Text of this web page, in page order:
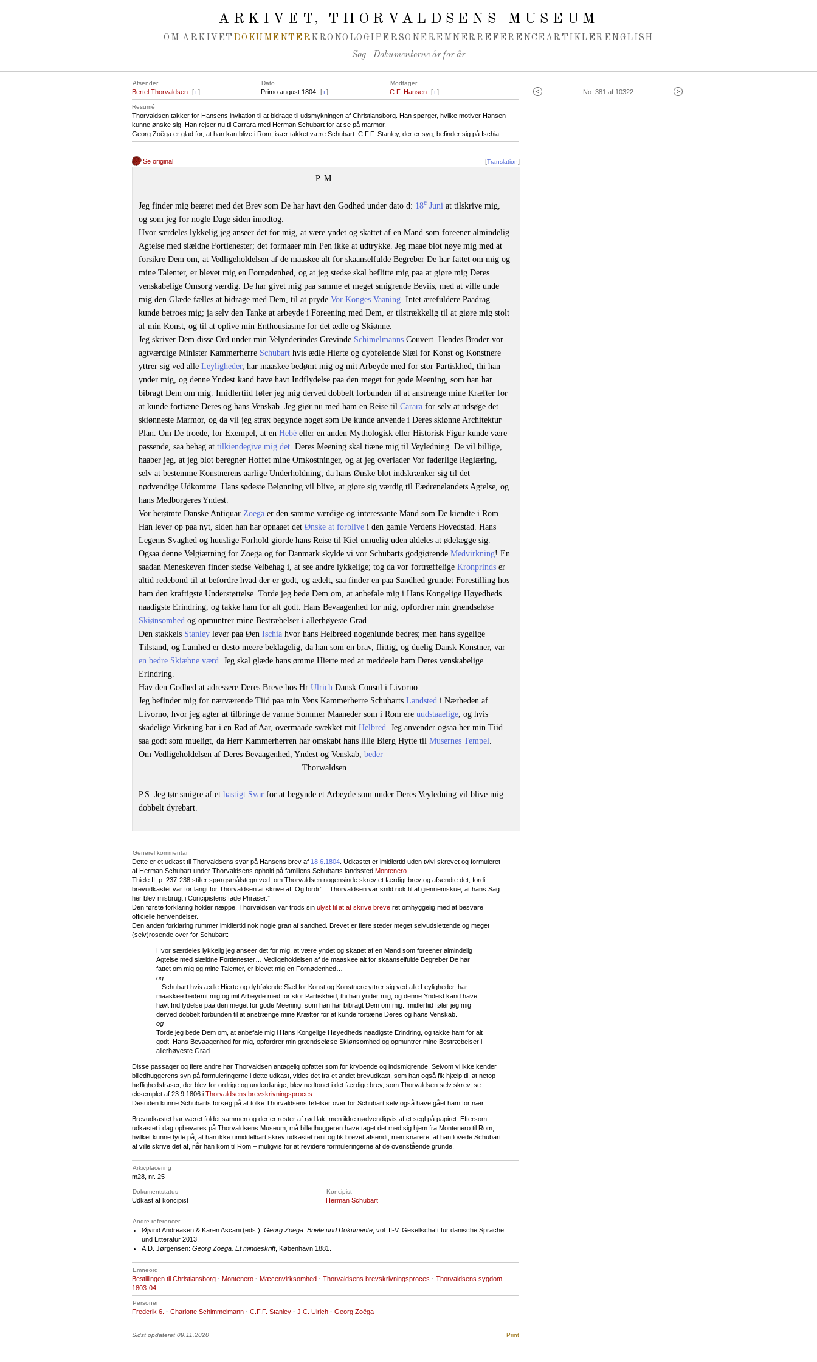
ARKIVET, THORVALDSENS MUSEUM
OM ARKIVET DOKUMENTER KRONOLOGI PERSONER EMNER REFERENCEARTIKLER ENGLISH
Søg Dokumenterne år for år
No. 381 af 10322
Afsender Dato Modtager
Bertel Thorvaldsen [+] Primo august 1804 [+] C.F. Hansen [+]
Resumé
Thorvaldsen takker for Hansens invitation til at bidrage til udsmykningen af Christiansborg. Han spørger, hvilke motiver Hansen
kunne ønske sig. Han rejser nu til Carrara med Herman Schubart for at se på marmor.
Georg Zoëga er glad for, at han kan blive i Rom, især takket være Schubart. C.F.F. Stanley, der er syg, befinder sig på Ischia.
Se original [Translation]
P. M.
Jeg finder mig beæret med det Brev som De har havt den Godhed under dato d: 18e Juni at tilskrive mig,
og som jeg for nogle Dage siden imodtog.
Hvor særdeles lykkelig jeg anseer det for mig, at være yndet og skattet af en Mand som foreener almindelig
Agtelse med siældne Fortienester; det formaaer min Pen ikke at udtrykke. Jeg maae blot nøye mig med at
forsikre Dem om, at Vedligeholdelsen af de maaskee alt for skaanselfulde Begreber De har fattet om mig og
mine Talenter, er blevet mig en Fornødenhed, og at jeg stedse skal beflitte mig paa at giøre mig Deres
venskabelige Omsorg værdig. De har givet mig paa samme et meget smigrende Beviis, med at ville unde
mig den Glæde fælles at bidrage med Dem, til at pryde Vor Konges Vaaning . Intet ærefuldere Paadrag
kunde betroes mig; ja selv den Tanke at arbeyde i Foreening med Dem, er tilstrækkelig til at giøre mig stolt
af min Konst, og til at oplive min Enthousiasme for det ædle og Skiønne.
Jeg skriver Dem disse Ord under min Velynderindes Grevinde Schimelmanns Couvert. Hendes Broder vor
agtværdige Minister Kammerherre Schubart hvis ædle Hierte og dybfølende Siæl for Konst og Konstnere
yttrer sig ved alle Leyligheder, har maaskee bedømt mig og mit Arbeyde med for stor Partiskhed; thi han
ynder mig, og denne Yndest kand have havt Indflydelse paa den meget for gode Meening, som han har
bibragt Dem om mig. Imidlertiid føler jeg mig derved dobbelt forbunden til at anstrænge mine Kræfter for
at kunde fortiæne Deres og hans Venskab. Jeg giør nu med ham en Reise til Carara for selv at udsøge det
skiønneste Marmor, og da vil jeg strax begynde noget som De kunde anvende i Deres skiønne Architektur
Plan. Om De troede, for Exempel, at en Hebé eller en anden Mythologisk eller Historisk Figur kunde være
passende, saa behag at tilkiendegive mig det . Deres Meening skal tiæne mig til Veyledning. De vil billige,
haaber jeg, at jeg blot beregner Hoffet mine Omkostninger, og at jeg overlader Vor faderlige Regiæring,
selv at bestemme Konstnerens aarlige Underholdning; da hans Ønske blot indskrænker sig til det
nødvendige Udkomme. Hans sødeste Belønning vil blive, at giøre sig værdig til Fædrenelandets Agtelse, og
hans Medborgeres Yndest.
Vor berømte Danske Antiquar Zoega er den samme værdige og interessante Mand som De kiendte i Rom.
Han lever op paa nyt, siden han har opnaaet det Ønske at forblive i den gamle Verdens Hovedstad. Hans
Legems Svaghed og huuslige Forhold giorde hans Reise til Kiel umuelig uden aldeles at ødelægge sig.
Ogsaa denne Velgiærning for Zoega og for Danmark skylde vi vor Schubarts godgiørende Medvirkning! En
saadan Meneskeven finder stedse Velbehag i, at see andre lykkelige; tog da vor fortræffelige Kronprinds er
altid redebond til at befordre hvad der er godt, og ædelt, saa finder en paa Sandhed grundet Forestilling hos
ham den kraftigste Understøttelse. Torde jeg bede Dem om, at anbefale mig i Hans Kongelige Høyedheds
naadigste Erindring, og takke ham for alt godt. Hans Bevaagenhed for mig, opfordrer min grændseløse
Skiønsomhed og opmuntrer mine Bestræbelser i allerhøyeste Grad.
Den stakkels Stanley lever paa Øen Ischia hvor hans Helbreed nogenlunde bedres; men hans sygelige
Tilstand, og Lamhed er desto meere beklagelig, da han som en brav, flittig, og duelig Dansk Konstner, var
en bedre Skiæbne værd . Jeg skal glæde hans ømme Hierte med at meddeele ham Deres venskabelige
Erindring.
Hav den Godhed at adressere Deres Breve hos Hr Ulrich Dansk Consul i Livorno.
Jeg befinder mig for nærværende Tiid paa min Vens Kammerherre Schubarts Landsted i Nærheden af
Livorno, hvor jeg agter at tilbringe de varme Sommer Maaneder som i Rom ere uudstaaelige , og hvis
skadelige Virkning har i en Rad af Aar, overmaade svækket mit Helbred . Jeg anvender ogsaa her min Tiid
saa godt som mueligt, da Herr Kammerherren har omskabt hans lille Bierg Hytte til Musernes Tempel
Om Vedligeholdelsen af Deres Bevaagenhed, Yndest og Venskab, beder
Thorwaldsen
P.S. Jeg tør smigre af et hastigt Svar for at begynde et Arbeyde som under Deres Veyledning vil blive mig
dobbelt dyrebart.
Generel kommentar
Dette er et udkast til Thorvaldsens svar på Hansens brev af 18.6.1804 . Udkastet er imidlertid uden tvivl skrevet og formuleret
af Herman Schubart under Thorvaldsens ophold på familiens Schubarts landssted Montenero
Thiele II, p. 237-238 stiller spørgsmålstegn ved, om Thorvaldsen nogensinde skrev et færdigt brev og afsendte det, fordi
brevudkastet var for langt for Thorvaldsen at skrive af! Og fordi “…Thorvaldsen var snild nok til at giennemskue, at hans Sag
her blev misbrugt i Concipistens fade Phraser.”
Den første forklaring holder næppe, Thorvaldsen var trods sin ulyst til at at skrive breve ret omhyggelig med at besvare
officielle henvendelser.
Den anden forklaring rummer imidlertid nok nogle gran af sandhed. Brevet er flere steder meget selvudslettende og meget
(selv)rosende over for Schubart:
Hvor særdeles lykkelig jeg anseer det for mig, at være yndet og skattet af en Mand som foreener almindelig
Agtelse med siældne Fortienester… Vedligeholdelsen af de maaskee alt for skaanselfulde Begreber De har
fattet om mig og mine Talenter, er blevet mig en Fornødenhed…
og
...Schubart hvis ædle Hierte og dybfølende Siæl for Konst og Konstnere yttrer sig ved alle Leyligheder, har
maaskee bedømt mig og mit Arbeyde med for stor Partiskhed; thi han ynder mig, og denne Yndest kand have
havt Indflydelse paa den meget for gode Meening, som han har bibragt Dem om mig. Imidlertiid føler jeg mig
derved dobbelt forbunden til at anstrænge mine Kræfter for at kunde fortiæne Deres og hans Venskab.
og
Torde jeg bede Dem om, at anbefale mig i Hans Kongelige Høyedheds naadigste Erindring, og takke ham for alt
godt. Hans Bevaagenhed for mig, opfordrer min grændseløse Skiønsomhed og opmuntrer mine Bestræbelser i
allerhøyeste Grad.
Disse passager og flere andre har Thorvaldsen antagelig opfattet som for krybende og indsmigrende. Selvom vi ikke kender
billedhuggerens syn på formuleringerne i dette udkast, vides det fra et andet brevudkast, som han også fik hjælp til, at netop
høflighedsfraser, der blev for ordrige og underdanige, blev nedtonet i det færdige brev, som Thorvaldsen selv skrev, se
eksemplet af 23.9.1806 i Thorvaldsens brevskrivningsproces
Desuden kunne Schubarts forsøg på at tolke Thorvaldsens følelser over for Schubart selv også have gået ham for nær.
Brevudkastet har været foldet sammen og der er rester af rød lak, men ikke nødvendigvis af et segl på papiret. Eftersom
udkastet i dag opbevares på Thorvaldsens Museum, må billedhuggeren have taget det med sig hjem fra Montenero til Rom,
hvilket kunne tyde på, at han ikke umiddelbart skrev udkastet rent og fik brevet afsendt, men snarere, at han lovede Schubart
at ville skrive det af, når han kom til Rom – muligvis for at revidere formuleringerne af de ovenstående grunde.
Arkivplacering
m28, nr. 25
Dokumentstatus Koncipist
Udkast af koncipist Herman Schubart
Andre referencer
Øjvind Andreasen & Karen Ascani (eds.): Georg Zoëga. Briefe und Dokumente , vol. II-V, Gesellschaft für dänische Sprache
und Litteratur 2013.
A.D. Jørgensen: Georg Zoega. Et mindeskrift, København 1881.
Emneord
Bestillingen til Christiansborg · Montenero · Mæcenvirksomhed · Thorvaldsens brevskrivningsproces · Thorvaldsens sygdom
1803-04
Personer
Frederik 6. · Charlotte Schimmelmann · C.F.F. Stanley · J.C. Ulrich · Georg Zoëga
Sidst opdateret 09.11.2020 Print